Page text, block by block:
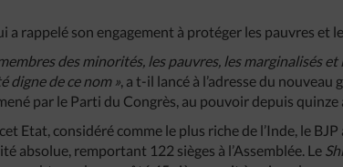
a rappelé son engagement à protéger les pauvres et
des minorités, les pauvres, les marginalisés
digne de ce nom », a t-il lancé à l’adresse du
par le Parti du Congrès, au pouvoir depuis quinze
Etat, considéré comme le plus riche de l’Inde, le
absolue, remportant 122 sièges à l’Assemblée. Le